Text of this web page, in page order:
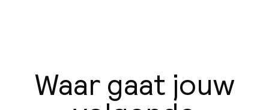
Waar gaat jouw